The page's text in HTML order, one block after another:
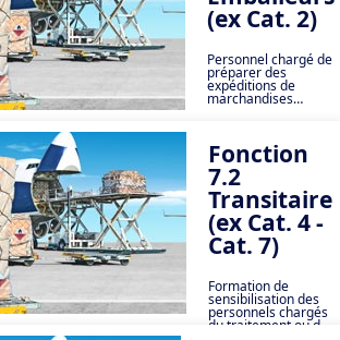
les marchandises
dangereuses pour le
temps).
(ex Cat. 2)
Personnel chargé de
préparer des
expéditions de
marchandises
Fonction
7.2
Transitaire
(ex Cat. 4 -
Cat. 7)
Formation de
sensibilisation des
personnels chargés
du traitement ou de